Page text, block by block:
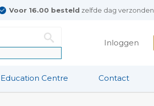
Voor 16.00 besteld zelfde dag verzonden
Inloggen
Education Centre Contact